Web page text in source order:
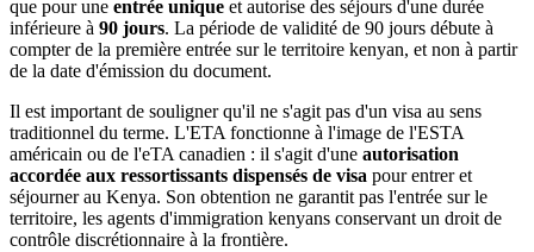
que pour une entrée unique et autorise des séjours d'une durée
inférieure à 90 jours. La période de validité de 90 jours débute à
compter de la première entrée sur le territoire kenyan, et non à partir
de la date d'émission du document.
Il est important de souligner qu'il ne s'agit pas d'un visa au sens
traditionnel du terme. L'ETA fonctionne à l'image de l'ESTA
américain ou de l'eTA canadien : il s'agit d'une autorisation
accordée aux ressortissants dispensés de visa pour entrer et
séjourner au Kenya. Son obtention ne garantit pas l'entrée sur le
territoire, les agents d'immigration kenyans conservant un droit de
contrôle discrétionnaire à la frontière.